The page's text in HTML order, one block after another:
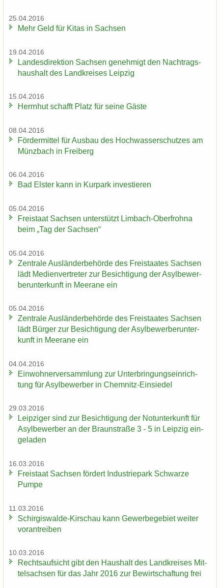
25.04.2016
Mehr Geld für Kitas in Sach­sen
19.04.2016
Lan­des­di­rek­ti­on Sach­sen ge­neh­migt den Nach­trags­
haus­halt des Land­krei­ses Leip­zig
15.04.2016
Herrn­hut schafft Platz für seine Gäste
08.04.2016
För­der­mit­tel für Aus­bau des Hoch­was­ser­schut­zes am
Münz­bach in Frei­berg
06.04.2016
Bad Els­ter kann in Kur­park in­ves­tie­ren
05.04.2016
Frei­staat Sach­sen un­ter­stützt Limbach-​Oberfrohna
beim „Tag der Sach­sen“
05.04.2016
Zen­tra­le Aus­län­der­be­hör­de des Frei­staa­tes Sach­sen
lädt Me­di­en­ver­tre­ter zur Be­sich­ti­gung der Asyl­be­wer­
ber­un­ter­kunft in Meer­a­ne ein
05.04.2016
Zen­tra­le Aus­län­der­be­hör­de des Frei­staa­tes Sach­sen
lädt Bür­ger zur Be­sich­ti­gung der Asyl­be­wer­ber­un­ter­
kunft in Meer­a­ne ein
04.04.2016
Ein­woh­ner­ver­samm­lung zur Un­ter­brin­gungs­ein­rich­
tung für Asyl­be­wer­ber in Chemnitz-​Einsiedel
29.03.2016
Leip­zi­ger sind zur Be­sich­ti­gung der Not­un­ter­kunft für
Asyl­be­wer­ber an der Braun­stra­ße 3 - 5 in Leip­zig ein­
ge­la­den
16.03.2016
Frei­staat Sach­sen för­dert In­dus­trie­park Schwar­ze
Pumpe
11.03.2016
Schirgiswalde-​Kirschau kann Ge­wer­be­ge­biet wei­ter
vor­an­trei­ben
10.03.2016
Rechts­auf­sicht gibt den Haus­halt des Land­krei­ses Mit­
tel­sach­sen für das Jahr 2016 zur Be­wirt­schaf­tung frei